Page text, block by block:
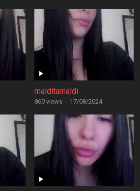
malditamaldi
860 views · 17/08/2024